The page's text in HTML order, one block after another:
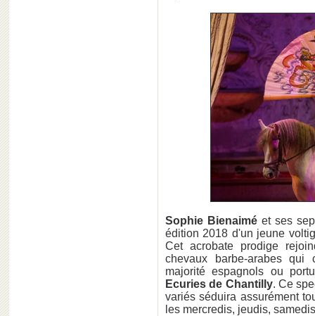
Sophie Bienaiméet ses
édition 2018 d'un jeune
Cet acrobate prodige
chevaux barbe-arabes qui
majorité espagnols ou
Ecuries de Chantilly. Ce
variés séduira assurément
les mercredis, jeudis,